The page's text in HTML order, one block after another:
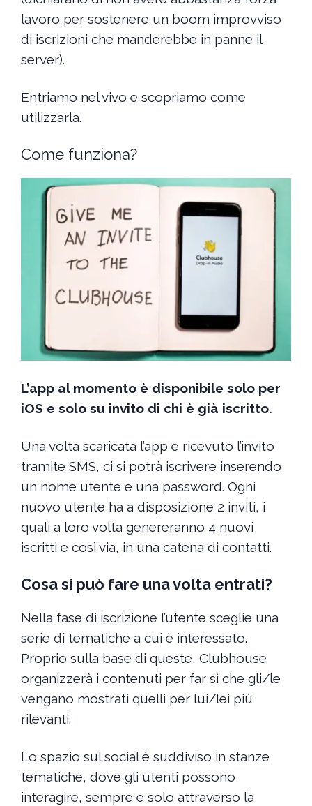
lavoro per sostenere un boom improvviso
di iscrizioni che manderebbe in panne il
server).
Entriamo nel vivo e scopriamo come
utilizzarla.
Come funziona?
L’app al momento è disponibile solo per
iOS e solo su invito di chi è già iscritto.
Una volta scaricata l’app e ricevuto l’invito
tramite SMS, ci si potrà iscrivere inserendo
un nome utente e una password. Ogni
nuovo utente ha a disposizione 2 inviti, i
quali a loro volta genereranno 4 nuovi
iscritti e così via, in una catena di contatti.
Cosa si può fare una volta entrati?
Nella fase di iscrizione l’utente sceglie una
serie di tematiche a cui è interessato.
Proprio sulla base di queste, Clubhouse
organizzerà i contenuti per far sì che gli/le
vengano mostrati quelli per lui/lei più
rilevanti.
Lo spazio sul social è suddiviso in stanze
tematiche, dove gli utenti possono
interagire, sempre e solo attraverso la